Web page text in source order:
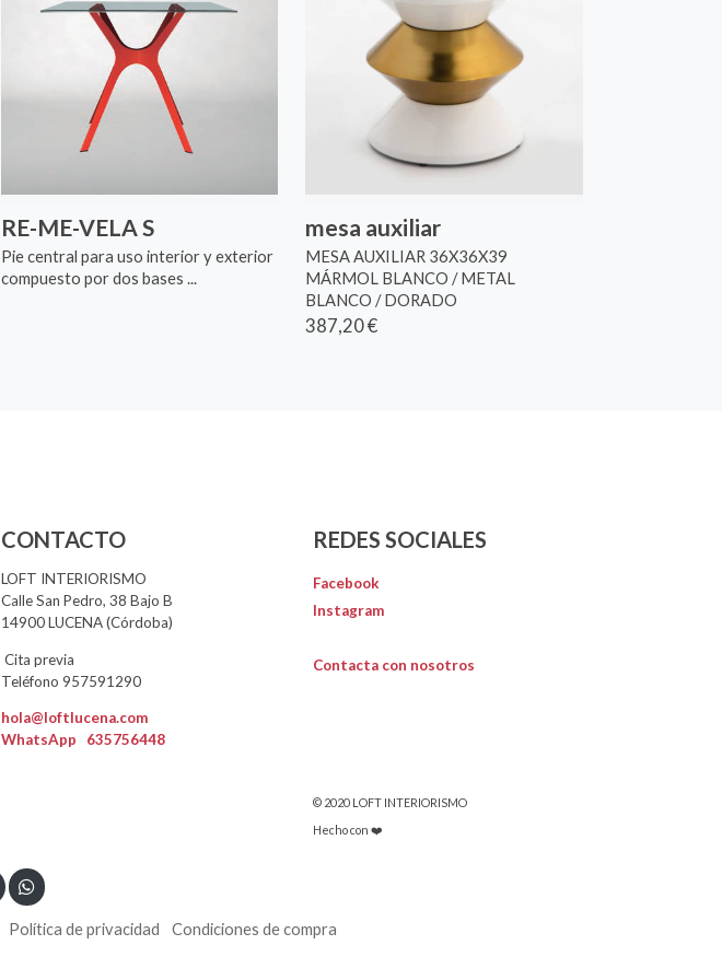
RE-ME-VELA S
Pie central para uso interior y exterior
compuesto por dos bases ...
mesa auxiliar
MESA AUXILIAR 36X36X39
MÁRMOL BLANCO / METAL
BLANCO / DORADO
387,20 €
CONTACTO
LOFT INTERIORISMO
Calle San Pedro, 38 Bajo B
14900 LUCENA (Córdoba)
Cita previa
Teléfono 957591290
hola@loftlucena.com
WhatsApp 635756448
REDES SOCIALES
Facebook
Instagram
Contacta con nosotros
© 2020 LOFT INTERIORISMO
Hecho con ❤️
Política de privacidad Condiciones de compra